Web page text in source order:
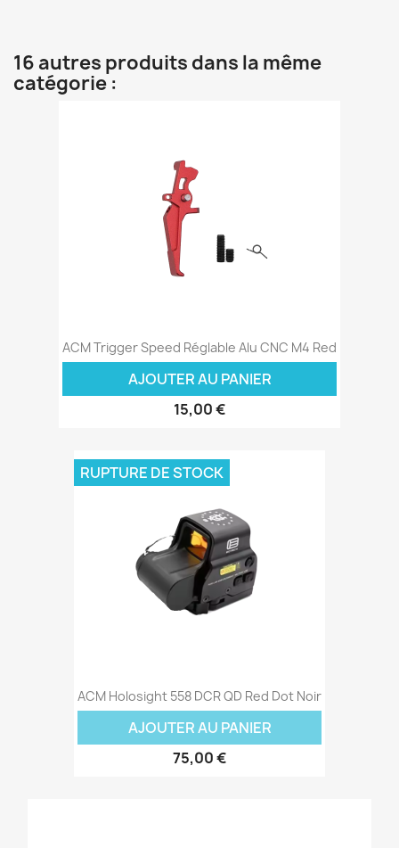
16 autres produits dans la même
catégorie :
ACM Trigger Speed Réglable Alu CNC M4 Red
AJOUTER AU PANIER
15,00 €
ACM Holosight 558 DCR QD Red Dot Noir
AJOUTER AU PANIER
75,00 €
RUPTURE DE STOCK